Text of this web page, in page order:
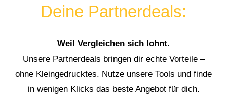
Deine Partnerdeals:
Weil Vergleichen sich lohnt.
Unsere Partnerdeals bringen dir echte Vorteile –
ohne Kleingedrucktes. Nutze unsere Tools und finde
in wenigen Klicks das beste Angebot für dich.